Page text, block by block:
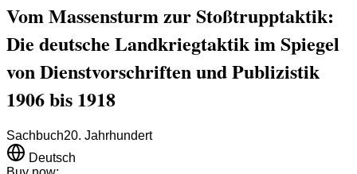
Vom Massensturm zur Stoßtrupptaktik:
Die deutsche Landkriegtaktik im Spiegel
von Dienstvorschriften und Publizistik
1906 bis 1918
Sachbuch20. Jahrhundert
Deutsch